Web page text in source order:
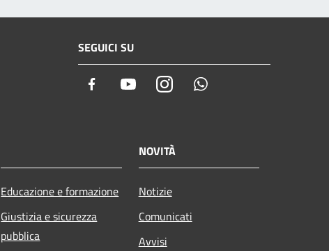
SEGUICI SU
Facebook YoutubeInstagram
Educazione e formazione
Giustizia e sicurezza
pubblica
NOVITÀ
Notizie
Comunicati
Avvisi